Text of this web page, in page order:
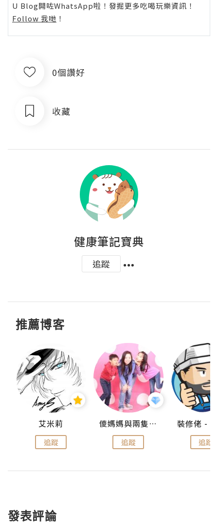
U Blog開咗WhatsApp啦！發掘更多吃喝玩樂資訊！
Follow 我哋 ！
0個讚好
收藏
健康筆記寶典
追蹤
推薦博客
艾米莉
追蹤
儍媽媽與兩隻小魔怪之家
追蹤 追蹤
發表評論